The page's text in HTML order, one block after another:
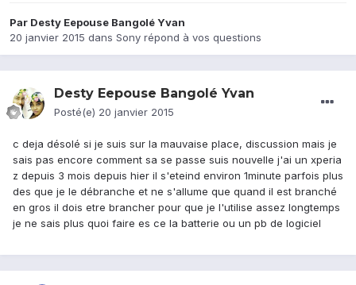
Par Desty Eepouse Bangolé Yvan
20 janvier 2015 dans Sony répond à vos questions
Desty Eepouse Bangolé Yvan
Posté(e) 20 janvier 2015
c deja désolé si je suis sur la mauvaise place, discussion mais je
sais pas encore comment sa se passe suis nouvelle j'ai un xperia
z depuis 3 mois depuis hier il s'eteind environ 1minute parfois plus
des que je le débranche et ne s'allume que quand il est branché
en gros il dois etre brancher pour que je l'utilise assez longtemps
je ne sais plus quoi faire es ce la batterie ou un pb de logiciel